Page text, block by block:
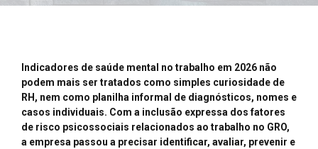
Indicadores de saúde mental no trabalho em 2026 não
podem mais ser tratados como simples curiosidade de
RH, nem como planilha informal de diagnósticos, nomes e
casos individuais. Com a inclusão expressa dos fatores
de risco psicossociais relacionados ao trabalho no GRO,
a empresa passou a precisar identificar, avaliar, prevenir e